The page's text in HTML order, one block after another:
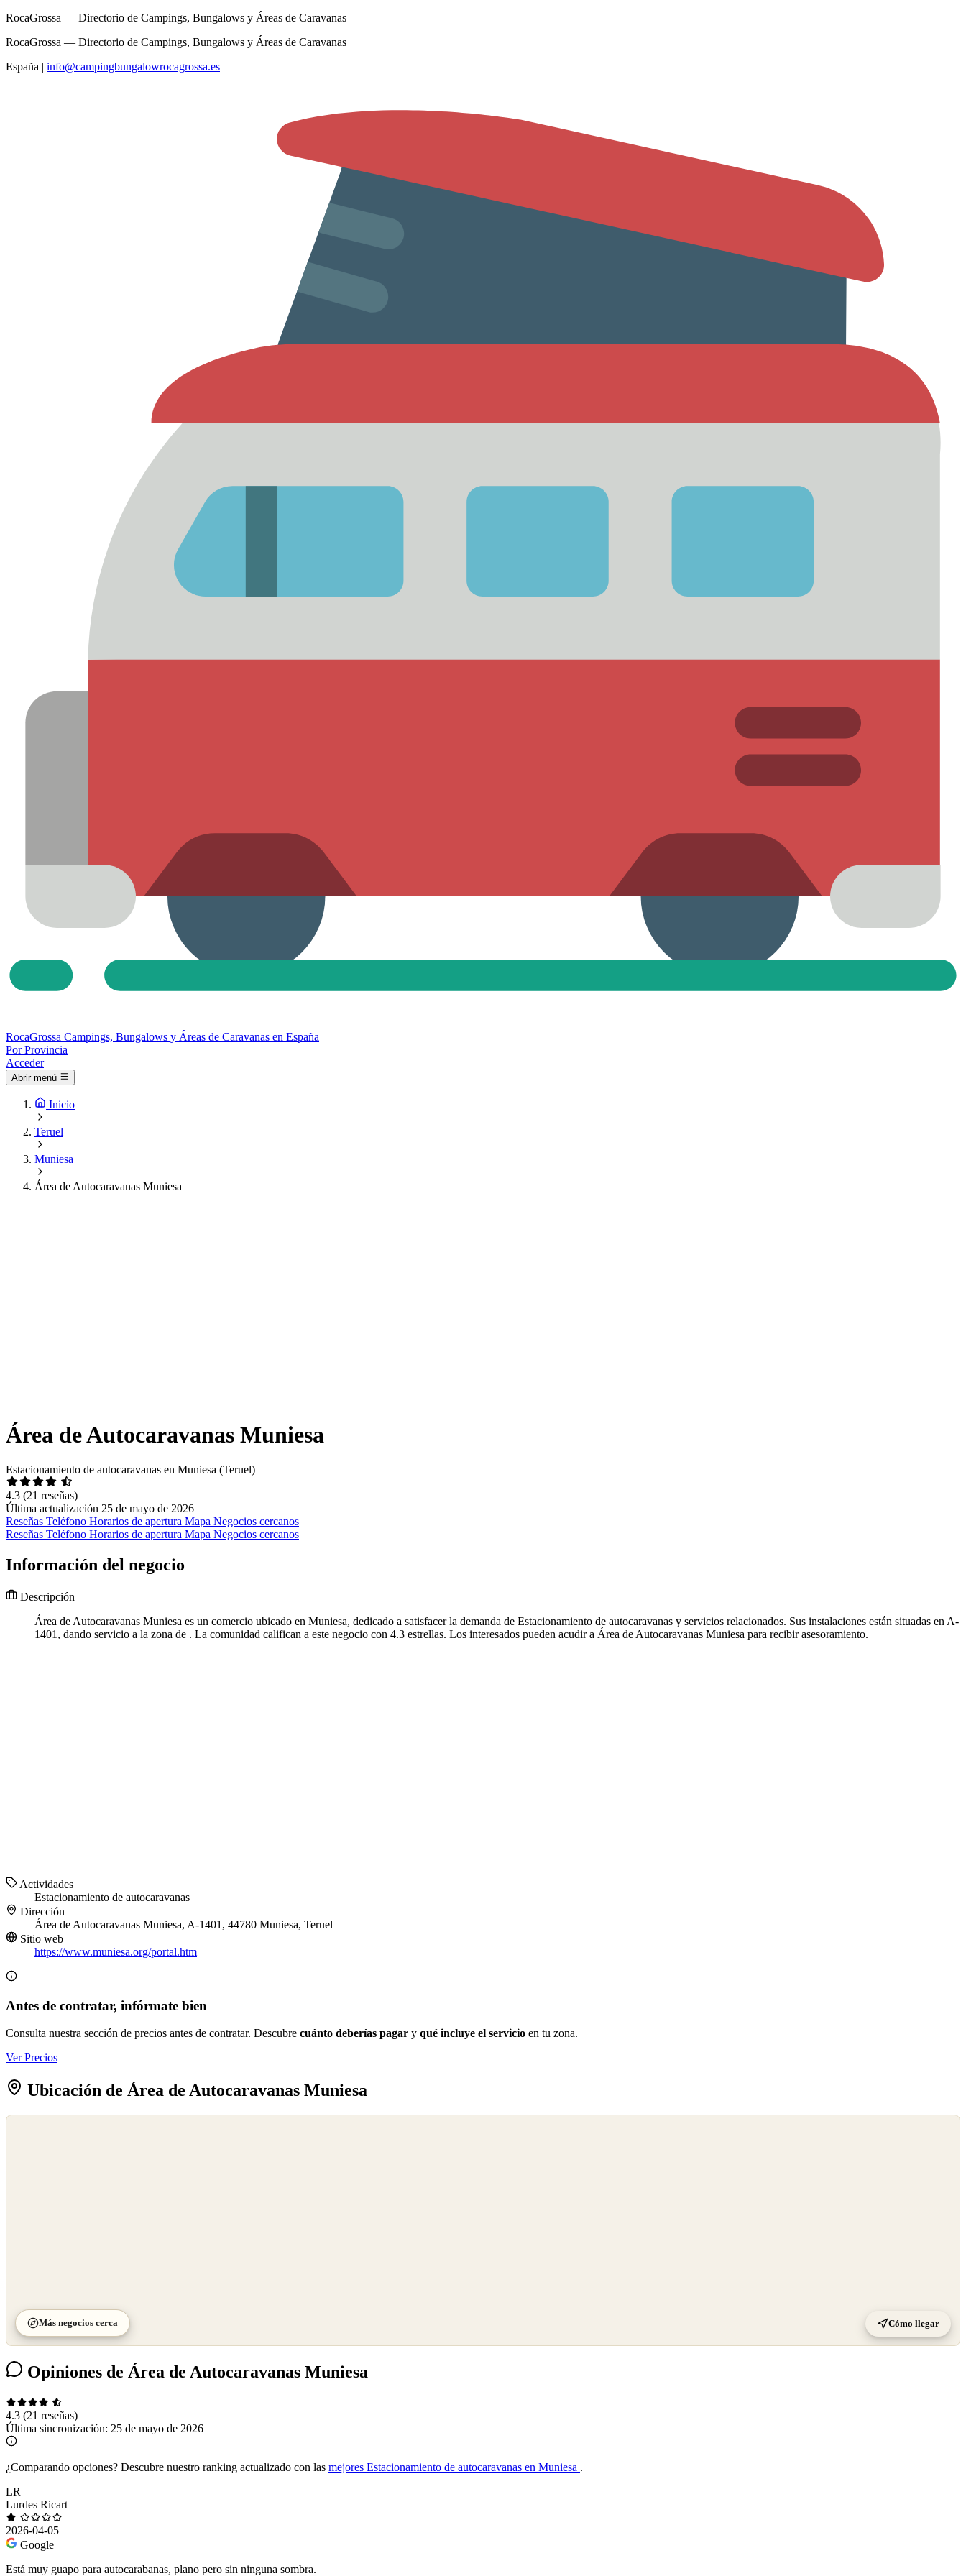
RocaGrossa — Directorio de Campings, Bungalows y Áreas de Caravanas
RocaGrossa — Directorio de Campings, Bungalows y Áreas de Caravanas
España | info@campingbungalowrocagrossa.es
RocaGrossa Campings, Bungalows y Áreas de Caravanas en España
Por Provincia
Acceder
Abrir menú
Inicio
Teruel
Muniesa
Área de Autocaravanas Muniesa
Área de Autocaravanas Muniesa
Estacionamiento de autocaravanas en Muniesa (Teruel)
4.3 (21 reseñas)
Última actualización 25 de mayo de 2026
Reseñas Teléfono Horarios de apertura Mapa Negocios cercanos
Reseñas Teléfono Horarios de apertura Mapa Negocios cercanos
Información del negocio
Descripción
Área de Autocaravanas Muniesa es un comercio ubicado en Muniesa, dedicado a satisfacer la demanda de Estacionamiento de autocaravanas y servicios relacionados. Sus instalaciones están situadas en A-
1401, dando servicio a la zona de . La comunidad califican a este negocio con 4.3 estrellas. Los interesados pueden acudir a Área de Autocaravanas Muniesa para recibir asesoramiento.
Actividades
Estacionamiento de autocaravanas
Dirección
Área de Autocaravanas Muniesa, A-1401, 44780 Muniesa, Teruel
Sitio web
https://www.muniesa.org/portal.htm
Antes de contratar, infórmate bien
Consulta nuestra sección de precios antes de contratar. Descubre cuánto deberías pagar y qué incluye el servicio en tu zona.
Ver Precios
Ubicación de Área de Autocaravanas Muniesa
Más negocios cerca Cómo llegar
Opiniones de Área de Autocaravanas Muniesa
4.3 (21 reseñas)
Última sincronización: 25 de mayo de 2026
¿Comparando opciones? Descubre nuestro ranking actualizado con las mejores Estacionamiento de autocaravanas en Muniesa .
LR
Lurdes Ricart
2026-04-05
Google
Está muy guapo para autocarabanas, plano pero sin ninguna sombra.